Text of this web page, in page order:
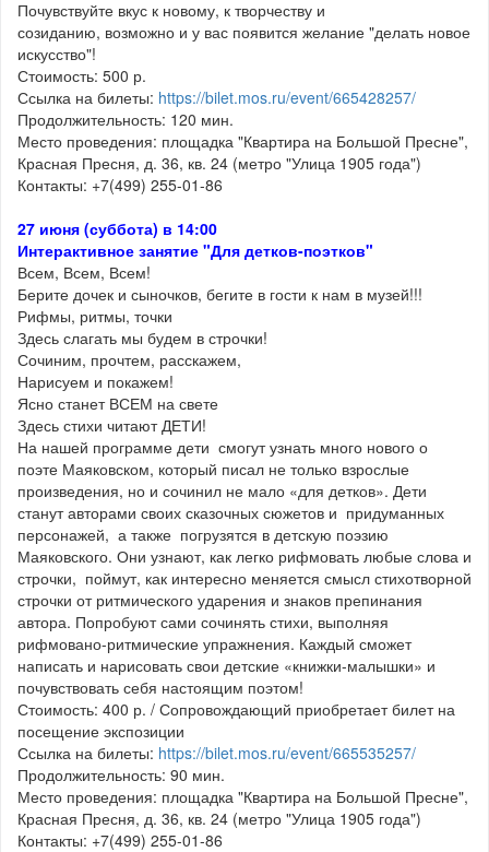
Почувствуйте вкус к новому, к творчеству и
созиданию, возможно и у вас появится желание "делать новое
искусство"!
Стоимость: 500 р.
Ссылка на билеты: https://bilet.mos.ru/event/665428257/
Продолжительность: 120 мин.
Место проведения: площадка "Квартира на Большой Пресне",
Красная Пресня, д. 36, кв. 24 (метро "Улица 1905 года")
Контакты: +7(499) 255-01-86
27 июня (суббота) в 14:00
Интерактивное занятие "Для детков-поэтков"
Всем, Всем, Всем!
Берите дочек и сыночков, бегите в гости к нам в музей!!!
Рифмы, ритмы, точки
Здесь слагать мы будем в строчки!
Сочиним, прочтем, расскажем,
Нарисуем и покажем!
Ясно станет ВСЕМ на свете
Здесь стихи читают ДЕТИ!
На нашей программе дети смогут узнать много нового о
поэте Маяковском, который писал не только взрослые
произведения, но и сочинил не мало «для детков». Дети
станут авторами своих сказочных сюжетов и придуманных
персонажей, а также погрузятся в детскую поэзию
Маяковского. Они узнают, как легко рифмовать любые слова и
строчки, поймут, как интересно меняется смысл стихотворной
строчки от ритмического ударения и знаков препинания
автора. Попробуют сами сочинять стихи, выполняя
рифмовано-ритмические упражнения. Каждый сможет
написать и нарисовать свои детские «книжки-малышки» и
почувствовать себя настоящим поэтом!
Стоимость: 400 р. / Сопровождающий приобретает билет на
посещение экспозиции
Ссылка на билеты: https://bilet.mos.ru/event/665535257/
Продолжительность: 90 мин.
Место проведения: площадка "Квартира на Большой Пресне",
Красная Пресня, д. 36, кв. 24 (метро "Улица 1905 года")
Контакты: +7(499) 255-01-86